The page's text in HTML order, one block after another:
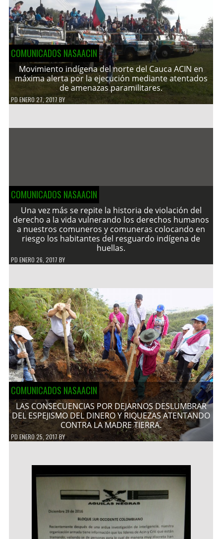
COMUNICADOS NASAACIN
Movimiento indígena del norte del Cauca ACIN en
máxima alerta por la ejecución mediante atentados
de amenazas paramilitares.
PDENERO 27, 2017 BY
COMUNICADOS NASAACIN
Una vez más se repite la historia de violación del
derecho a la vida vulnerando los derechos humanos
a nuestros comuneros y comuneras colocando en
riesgo los habitantes del resguardo indígena de
huellas.
PD ENERO 26, 2017 BY
COMUNICADOS NASAACIN
LAS CONSECUENCIAS POR DEJARNOS DESLUMBRAR
DEL ESPEJISMO DEL DINERO Y RIQUEZAS ATENTANDO
CONTRA LA MADRE TIERRA.
PDENERO 25, 2017BY